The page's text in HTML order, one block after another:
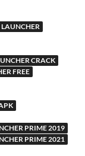
CRACK
FREE
PRIME 2019
PRIME 2021